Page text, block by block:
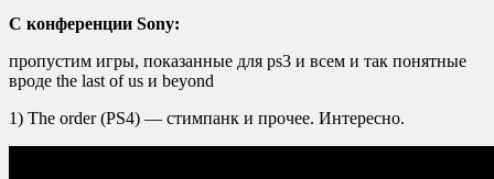
С конференции Sony:
пропустим игры, показанные для ps3 и всем и так понятные
вроде the last of us и beyond
1) The order (PS4) — стимпанк и прочее. Интересно.